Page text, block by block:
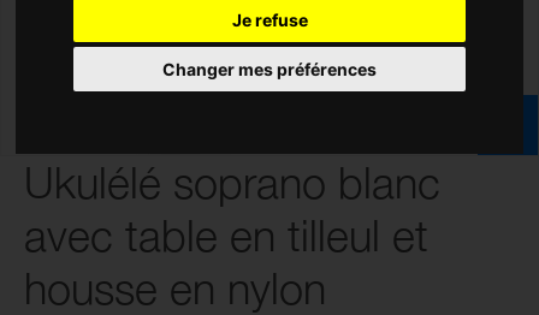
Je refuse
Changer mes préférences
Ukulélé soprano blanc
avec table en tilleul et
housse en nylon